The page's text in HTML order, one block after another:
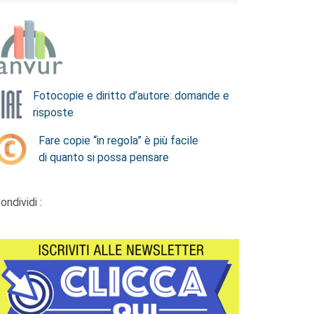
Fotocopie e diritto d’autore: domande e
risposte
Fare copie “in regola” è più facile
di quanto si possa pensare
: